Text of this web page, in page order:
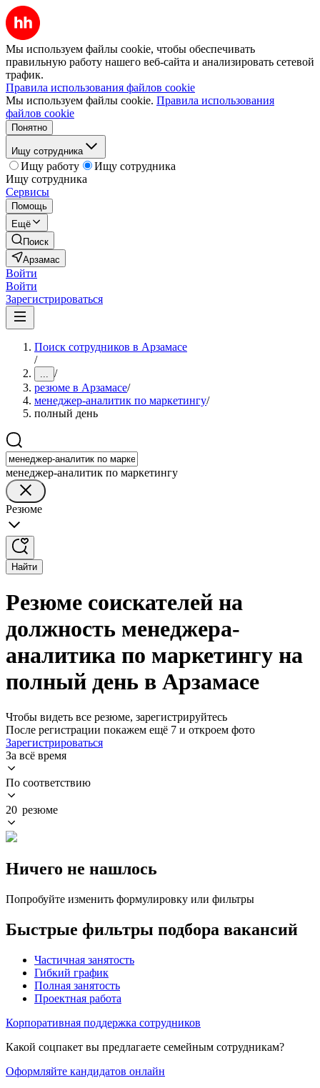
Мы используем файлы cookie, чтобы обеспечивать
правильную работу нашего веб-сайта и анализировать сетевой
трафик.
Правила использования файлов cookie
Мы используем файлы cookie. Правила использования
файлов cookie
Понятно
Ищу сотрудника
Ищу работу
Ищу сотрудника
Ищу сотрудника
Сервисы
Помощь
Ещё
Поиск
Арзамас
Войти
Войти
Зарегистрироваться
Поиск сотрудников в Арзамасе
/
... /
резюме в Арзамасе/
менеджер-аналитик по маркетингу/
полный день
менеджер-аналитик по маркетингу
Резюме
Найти
Резюме соискателей на
должность менеджера-
аналитика по маркетингу на
полный день в Арзамасе
Чтобы видеть все резюме, зарегистрируйтесь
После регистрации покажем ещё 7 и откроем фото
Зарегистрироваться
За всё время
По соответствию
20 резюме
Ничего не нашлось
Попробуйте изменить формулировку или фильтры
Быстрые фильтры подбора вакансий
Частичная занятость
Гибкий график
Полная занятость
Проектная работа
Корпоративная поддержка сотрудников
Какой соцпакет вы предлагаете семейным сотрудникам?
Оформляйте кандидатов онлайн